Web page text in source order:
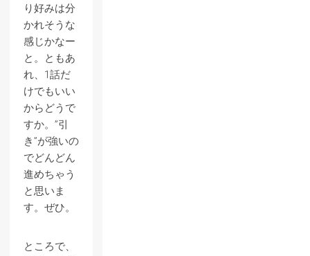
り好みは分
かれそうな
感じかなー
と。ともあ
れ、1話だ
けでもいい
からどうで
すか。”引
き”が強いの
でどんどん
進めちゃう
と思いま
す。ぜひ。
ところで、